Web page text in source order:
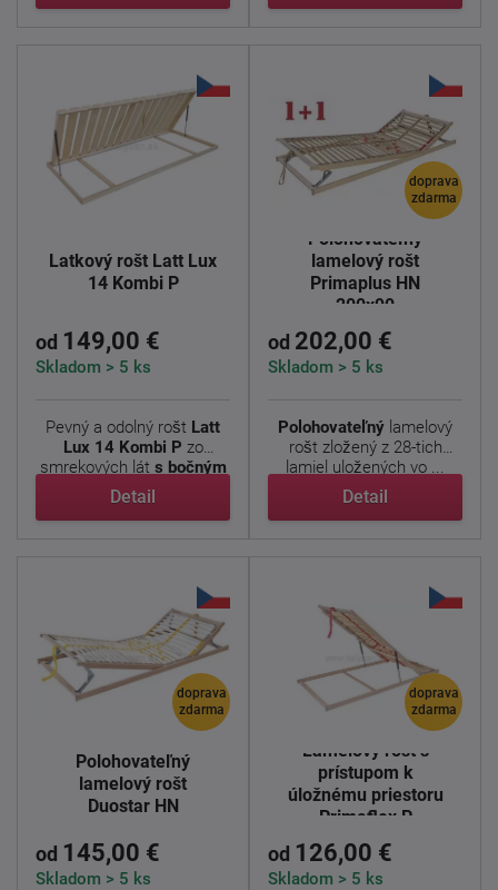
Latkový rošt Latt Lux
14 Kombi P
od 149,00 €
Skladom > 5 ks
Pevný a odolný rošt Latt
Lux 14 Kombi P zo
smrekových lát s bočným
...
Detail
doprava
zdarma
Polohovateľný
lamelový rošt
Primaplus HN
200x90
od 202,00 €
Skladom > 5 ks
Polohovateľný lamelový
rošt zložený z 28-tich
lamiel uložených vo ...
Detail
doprava
zdarma
Polohovateľný
lamelový rošt
Duostar HN
od 145,00 €
Skladom > 5 ks
doprava
zdarma
Lamelový rošt s
prístupom k
úložnému priestoru
Primaflex P
od 126,00 €
Skladom > 5 ks